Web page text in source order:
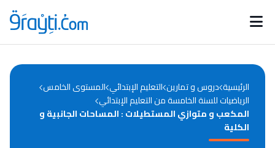
Catégories
d'actualités
Annonces bourses
الرئيسية دروس و تمارين التعليم الإبتدائي المستوى الخامس
الرياضيات للسنة الخامسة من التعليم الإبتدائي
المكعب و متوازي المستطيلات : المساحات الجانبية و
الكلية